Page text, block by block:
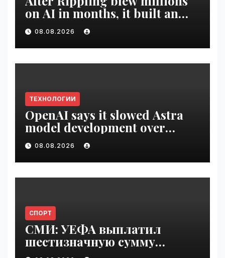
on AI in months, it built an
employee ROI tool |
VseTime.ru
08.08.2026
ТЕХНОЛОГИИ
OpenAI says it slowed Astra
model development over
security concerns | VseTime.ru
08.08.2026
СПОРТ
СМИ: УЕФА выплатил
шестизначную сумму
любовнице Инфантино |